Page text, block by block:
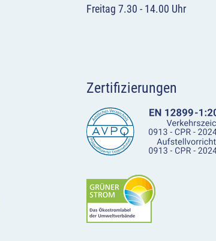
Freitag 7.30 - 14.00 Uhr
Zertifizierungen